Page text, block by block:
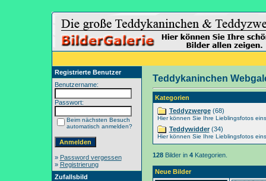
Registrierte Benutzer
Benutzername:
Passwort:
Beim nächsten Besuch
automatisch anmelden?
» Password vergessen
» Registrierung
Zufallsbild
Teddykaninchen
Kategorien
Teddyzwerge(68)
Hier können Sie Ihre Lieblingsfotos
Teddywidder(34)
Hier können Sie Ihre Lieblingsfotos
128Bilder in 4Kategorien.
Neue Bilder